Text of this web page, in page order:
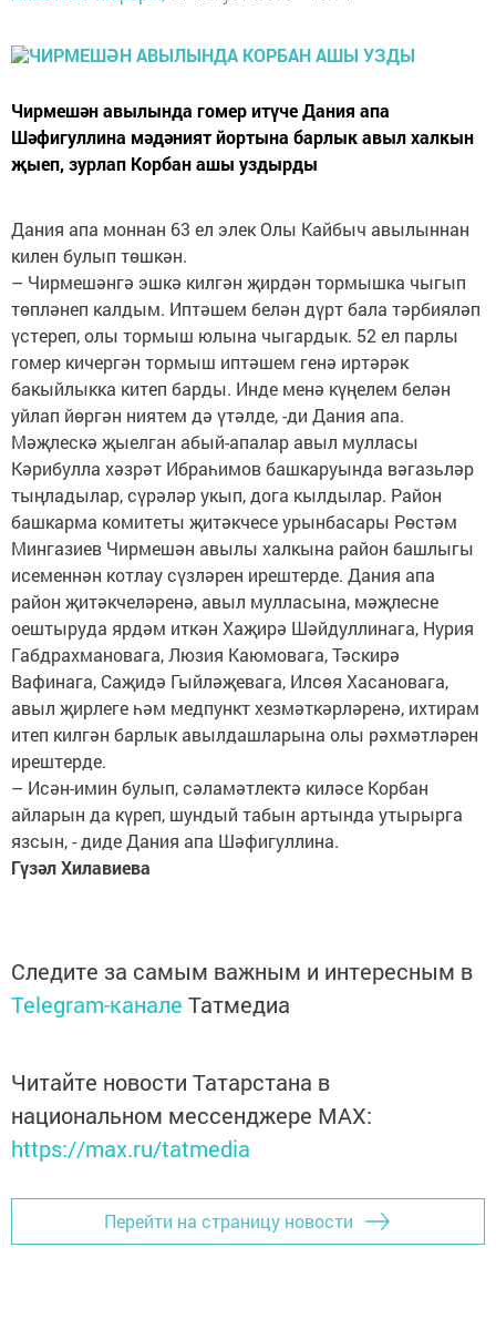
Чирмешән авылында гомер итүче Дания апа
Шәфигуллина мәдәният йортына барлык авыл халкын
җыеп, зурлап Корбан ашы уздырды
Дания апа моннан 63 ел элек Олы Кайбыч авылыннан
килен булып төшкән.
– Чирмешәнгә эшкә килгән җирдән тормышка чыгып
төпләнеп калдым. Иптәшем белән дүрт бала тәрбияләп
үстереп, олы тормыш юлына чыгардык. 52 ел парлы
гомер кичергән тормыш иптәшем генә иртәрәк
бакыйлыкка китеп барды. Инде менә күңелем белән
уйлап йөргән ниятем дә үтәлде, -ди Дания апа.
Мәҗлескә җыелган абый-апалар авыл мулласы
Кәрибулла хәзрәт Ибраһимов башкаруында вәгазьләр
тыңладылар, сүрәләр укып, дога кылдылар. Район
башкарма комитеты җитәкчесе урынбасары Рөстәм
Мингазиев Чирмешән авылы халкына район башлыгы
исеменнән котлау сүзләрен ирештерде. Дания апа
район җитәкчеләренә, авыл мулласына, мәҗлесне
оештыруда ярдәм иткән Хаҗирә Шәйдуллинага, Нурия
Габдрахмановага, Люзия Каюмовага, Тәскирә
Вафинага, Саҗидә Гыйләҗевага, Илсөя Хасановага,
авыл җирлеге һәм медпункт хезмәткәрләренә, ихтирам
итеп килгән барлык авылдашларына олы рәхмәтләрен
ирештерде.
– Исән-имин булып, сәламәтлектә киләсе Корбан
айларын да күреп, шундый табын артында утырырга
язсын, - диде Дания апа Шәфигуллина.
Гүзәл Хилавиева
Следите за самым важным и интересным в
Telegram-канале Татмедиа
Читайте новости Татарстана в
национальном мессенджере MАХ:
https://max.ru/tatmedia
Перейти на страницу новости